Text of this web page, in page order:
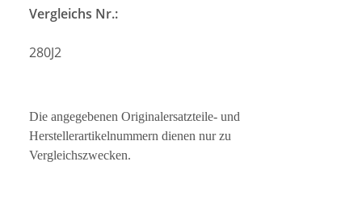
Vergleichs Nr.:
280J2
Die angegebenen Originalersatzteile- und
Herstellerartikelnummern dienen nur zu
Vergleichszwecken.